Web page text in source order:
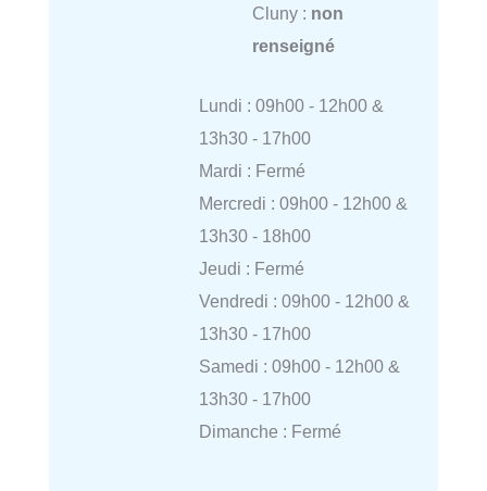
Cluny : non
renseigné
Lundi : 09h00 - 12h00 &
13h30 - 17h00
Mardi : Fermé
Mercredi : 09h00 - 12h00 &
13h30 - 18h00
Jeudi : Fermé
Vendredi : 09h00 - 12h00 &
13h30 - 17h00
Samedi : 09h00 - 12h00 &
13h30 - 17h00
Dimanche : Fermé